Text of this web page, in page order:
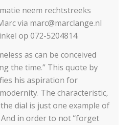
neem rechtstreeks
via marc@marclange.nl
op 072-5204814.
as can be conceived
the time.” This quote by
his aspiration for
The characteristic,
dial is just one example of
in order to not “forget